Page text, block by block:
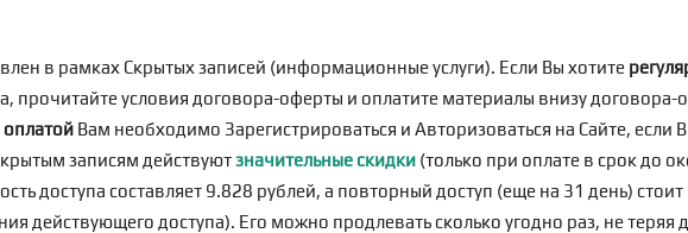
в рамках Скрытых записей (информационные услуги). Если Вы хотите
прочитайте условия договора-оферты и оплатите материалы внизу договора-
оплатой Вам необходимо Зарегистрироваться и Авторизоваться на Сайте, если
записям действуютзначительные скидки (только при оплате в срок до
доступа составляет 9.828 рублей, а повторный доступ (еще на 31 день)
действующего доступа). Его можно продлевать сколько угодно раз, не теряя